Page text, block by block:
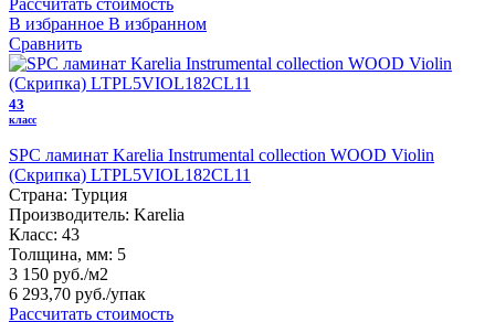
В избранное В избранном
Сравнить
43
класс
SPC ламинат Karelia Instrumental collection WOOD Violin
(Скрипка) LTPL5VIOL182CL11
Страна: Турция
Производитель: Karelia
Класс: 43
Толщина, мм: 5
3 150 руб./м2
6 293,70 руб./упак
Рассчитать стоимость